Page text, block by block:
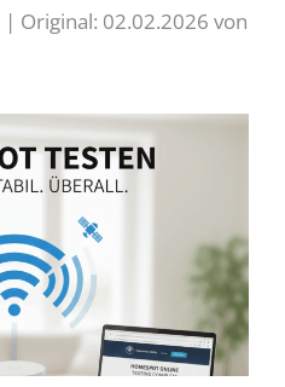
02.02.2026 von